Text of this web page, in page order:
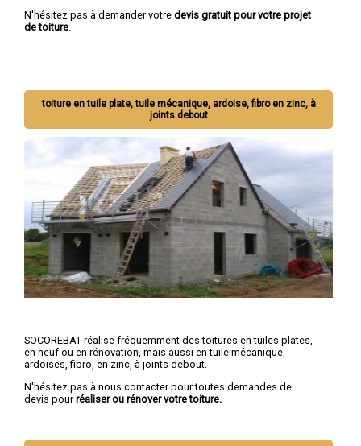
N'hésitez pas à demander votre devis gratuit pour votre projet
de toiture
toiture en tuile plate, tuile mécanique, ardoise, fibro en zinc, à
joints debout
SOCOREBAT réalise fréquemment des toitures en tuiles plates,
en neuf ou en rénovation, mais aussi en tuile mécanique,
ardoises, fibro, en zinc, à joints debout.
N'hésitez pas à nous contacter pour toutes demandes de
devis pourréaliser ou rénover votre toiture.